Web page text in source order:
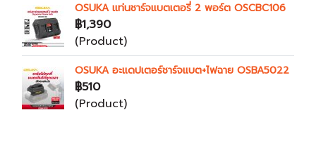
OSUKA แท่นชาร์จแบตเตอรี่ 2 พอร์ต OSCBC106
฿1,390
(Product)
OSUKA อะแดปเตอร์ชาร์จแบต+ไฟฉาย OSBA5022
฿510
(Product)